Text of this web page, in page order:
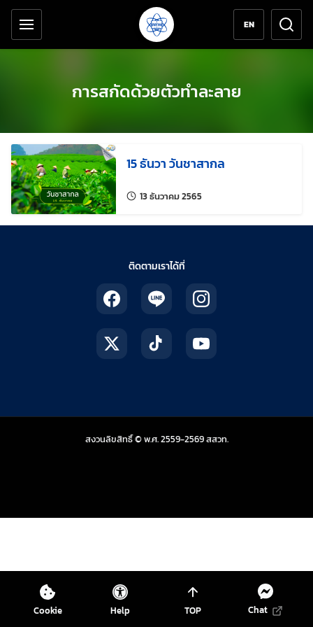
ข้ามไปยังเนื้อหาหลัก
เครื่องมือช่วยเหลือ
EN
การสกัดด้วยตัวทำละลาย
15 ธันวา วันชาสากล
13 ธันวาคม 2565แก้ไขล่าสุดเมื่อ:
ติดตามเราได้ที่
สงวนลิขสิทธิ์ © พ.ศ. 2559-2569สสวท.สถาบันส่งเสริมการสอ
Cookie Help TOP Chat